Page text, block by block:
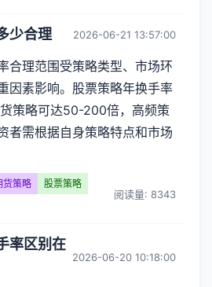
少合理 2026-06-21 13:57:00
合理范围受策略类型、市场环
因素影响。股票策略年换手率
策略可达50-200倍，高频策
者需根据自身策略特点和市场
货策略
股票策略
阅读量: 8343
率区别在
2026-06-20 10:18:00